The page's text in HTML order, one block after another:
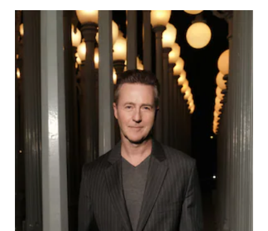
SCHLIESSEN